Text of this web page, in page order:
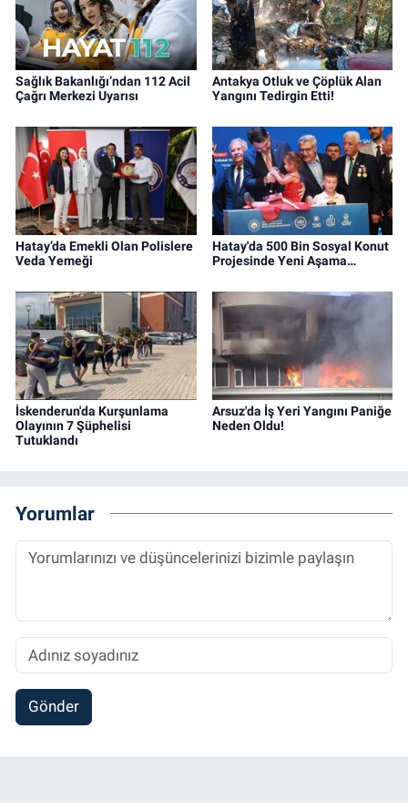
Sağlık Bakanlığı’ndan 112 Acil
Çağrı Merkezi Uyarısı
Antakya Otluk ve Çöplük Alan
Yangını Tedirgin Etti!
Hatay’da Emekli Olan Polislere
Veda Yemeği
Hatay'da 500 Bin Sosyal Konut
Projesinde Yeni Aşama…
İskenderun'da Kurşunlama
Olayının 7 Şüphelisi
Tutuklandı
Arsuz'da İş Yeri Yangını Paniğe
Neden Oldu!
Yorumlar
Gönder